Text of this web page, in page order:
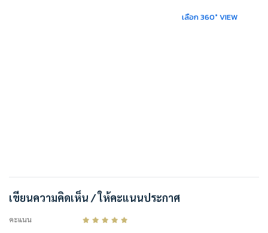
เลือก 360° VIEW
เขียนความคิดเห็น / ให้คะแนนประกาศ
คะแนน